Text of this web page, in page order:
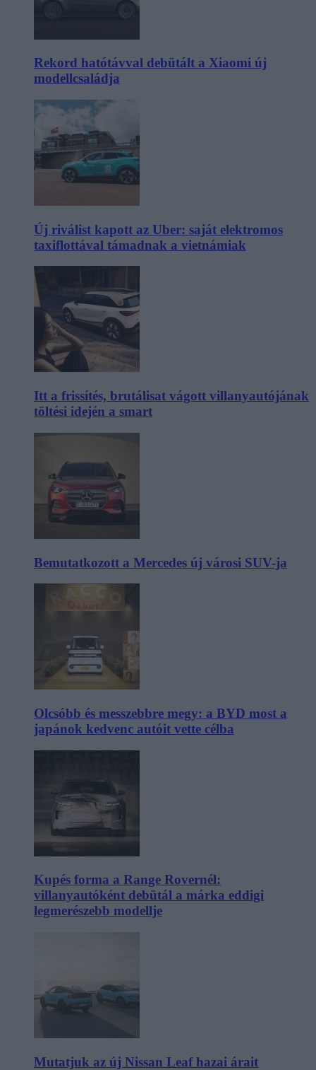
Rekord hatótávval debütált a Xiaomi új
modellcsaládja
Új riválist kapott az Uber: saját elektromos
taxiflottával támadnak a vietnámiak
Itt a frissítés, brutálisat vágott villanyautójának
töltési idején a smart
Bemutatkozott a Mercedes új városi SUV-ja
Olcsóbb és messzebbre megy: a BYD most a
japánok kedvenc autóit vette célba
Kupés forma a Range Rovernél:
villanyautóként debütál a márka eddigi
legmerészebb modellje
Mutatjuk az új Nissan Leaf hazai árait